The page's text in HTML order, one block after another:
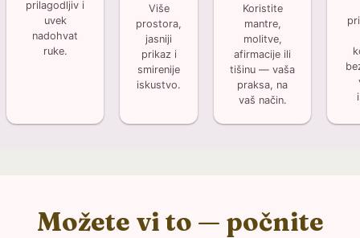
prilagodljiv i
uvek
nadohvat
ruke.
Više
prostora,
jasniji
prikaz i
smirenije
iskustvo.
Koristite
mantre,
molitve,
afirmacije ili
tišinu — vaša
praksa, na
vaš način.
Možete vi to — počnite